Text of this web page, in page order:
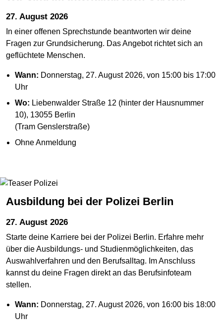
27. August 2026
In einer offenen Sprechstunde beantworten wir deine
Fragen zur Grundsicherung. Das Angebot richtet sich an
geflüchtete Menschen.
Wann: Donnerstag, 27. August 2026, von 15:00 bis 17:00
Uhr
Wo: Liebenwalder Straße 12 (hinter der Hausnummer
10), 13055 Berlin
(Tram Genslerstraße)
Ohne Anmeldung
Ausbildung bei der Polizei Berlin
27. August 2026
Starte deine Karriere bei der Polizei Berlin. Erfahre mehr
über die Ausbildungs- und Studienmöglichkeiten, das
Auswahlverfahren und den Berufsalltag. Im Anschluss
kannst du deine Fragen direkt an das Berufsinfoteam
stellen.
Wann: Donnerstag, 27. August 2026, von 16:00 bis 18:00
Uhr